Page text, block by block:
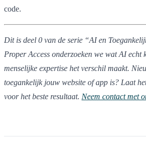
code.
Dit is deel 0 van de serie “AI en
Proper Access onderzoeken we wat AI echt
menselijke expertise het verschil maakt.
toegankelijk jouw website of app is? Laat
voor het beste resultaat. Neem contact met